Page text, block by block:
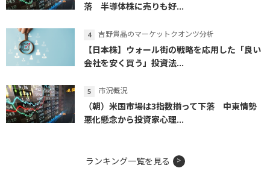
落 半導体株に売りも好...
吉野貴晶のマーケットクオンツ分析
【日本株】ウォール街の戦略を応用した「良い
会社を安く買う」投資法...
市況概況
（朝）米国市場は3指数揃って下落 中東情勢
悪化懸念から投資家心理...
ランキング一覧を見る